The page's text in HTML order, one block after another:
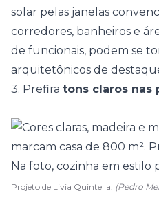
solar pelas janelas
corredores, banheiros e
de funcionais, podem se
arquitetônicos de
3. Prefira tons claros nas
Projeto de Livia Quintella. (Pedro